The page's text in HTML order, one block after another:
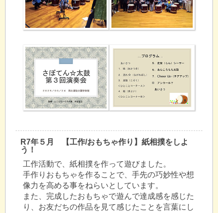
R7年５月 【工作/おもちゃ作り】紙相撲をしよ
う！
工作活動で、紙相撲を作って遊びました。
手作りおもちゃを作ることで、手先の巧妙性や想
像力を高める事をねらいとしています。
また、完成したおもちゃで遊んで達成感を感じた
り、お友だちの作品を見て感じたことを言葉にし